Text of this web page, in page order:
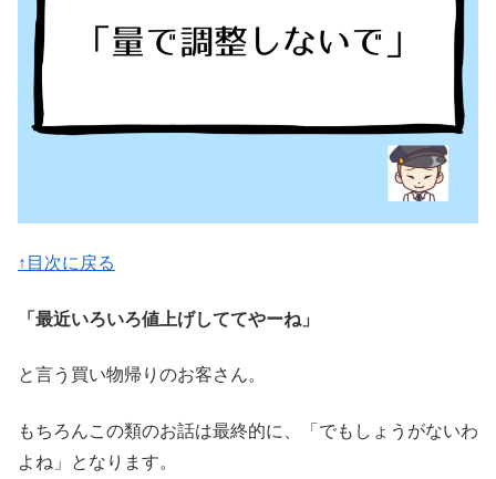
↑目次に戻る
「最近いろいろ値上げしててやーね」
と言う買い物帰りのお客さん。
もちろんこの類のお話は最終的に、「でもしょうがないわ
よね」となります。